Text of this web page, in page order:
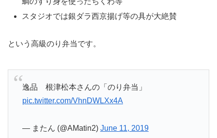
スタジオでは銀ダラ西京揚げ等の具が大絶賛
という高級のり弁当です。
逸品 根津松本さんの「のり弁当」
pic.twitter.com/VhnDWLXx4A
— またん (@AMatin2) June 11, 2019